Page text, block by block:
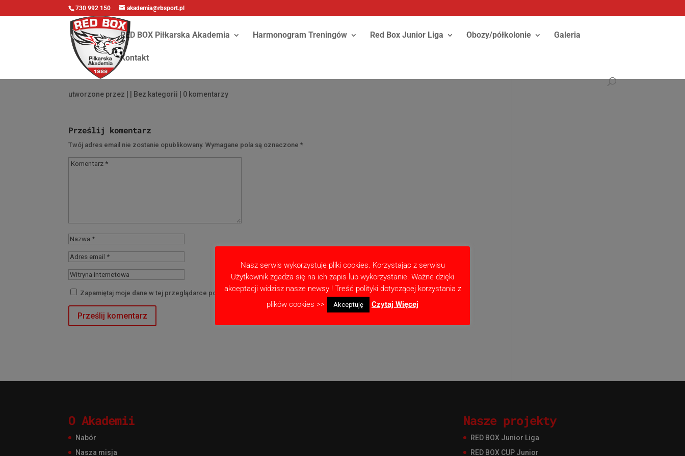
730 992 150 akademia@rbsport.pl
RED BOX Piłkarska Akademia Harmonogram Treningów Red Box Junior Liga Obozy/półkolonie Galeria
Kontakt
utworzone przez | Bez kategorii | 0 komentarzy
Prześlij komentarz
Twój adres email nie zostanie opublikowany. Wymagane pola są oznaczone*
Zapamiętaj moje dane w tej przeglądarce podczas pisania kolejnych komentarzy.
O Akademii
Nabór
Nasza misja
Nasze projekty
RED BOX Junior Liga
RED BOX CUP Junior
Nasz serwis wykorzystuje pliki cookies. Korzystając z serwisu
Użytkownik zgadza się na ich zapis lub wykorzystanie. Ważne dzięki
akceptacji widzisz nasze newsy ! Treść polityki dotyczącej korzystania z
plików cookies >>
Akceptuję Czytaj Więcej